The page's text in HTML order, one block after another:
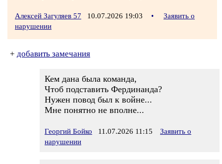
Алексей Загуляев 57 10.07.2026 19:03 •
Заявить о
нарушении
+ добавить замечания
Кем дана была команда,
Чтоб подставить Фердинанда?
Нужен повод был к войне...
Мне понятно не вполне...
Георгий Бойко 11.07.2026 11:15
Заявить о
нарушении